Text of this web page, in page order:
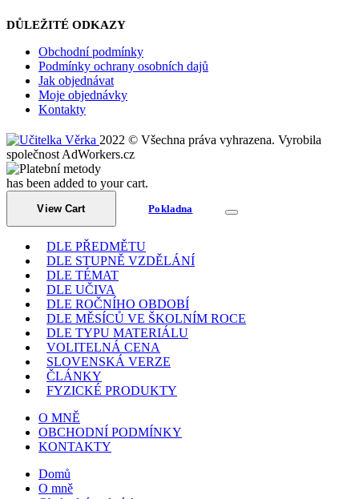
DŮLEŽITÉ ODKAZY
Obchodní podmínky
Podmínky ochrany osobních dajů
Jak objednávat
Moje objednávky
Kontakty
2022 © Všechna práva vyhrazena. Vyrobila
společnost AdWorkers.cz
has been added to your cart.
View Cart Pokladna
DLE PŘEDMĚTU
DLE STUPNĚ VZDĚLÁNÍ
DLE TÉMAT
DLE UČIVA
DLE ROČNÍHO OBDOBÍ
DLE MĚSÍCŮ VE ŠKOLNÍM ROCE
DLE TYPU MATERIÁLU
VOLITELNÁ CENA
SLOVENSKÁ VERZE
ČLÁNKY
FYZICKÉ PRODUKTY
O MNĚ
OBCHODNÍ PODMÍNKY
KONTAKTY
Domů
O mně